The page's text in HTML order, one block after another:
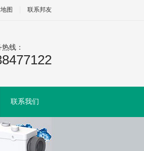
图 联系邦友
线：
联系我们